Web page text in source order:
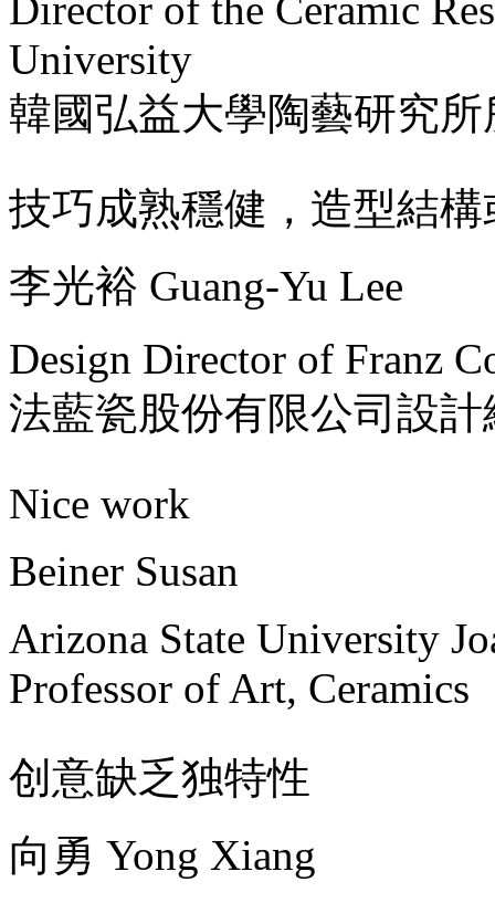
Director of the Ceramic
University
韓國弘益大學陶藝研究
技巧成熟穩健，造型結
李光裕 Guang-Yu Lee
Design Director of Franz
法藍瓷股份有限公司設計
Nice work
Beiner Susan
Arizona State University
Professor of Art, Ceramics
创意缺乏独特性
向勇 Yong Xiang